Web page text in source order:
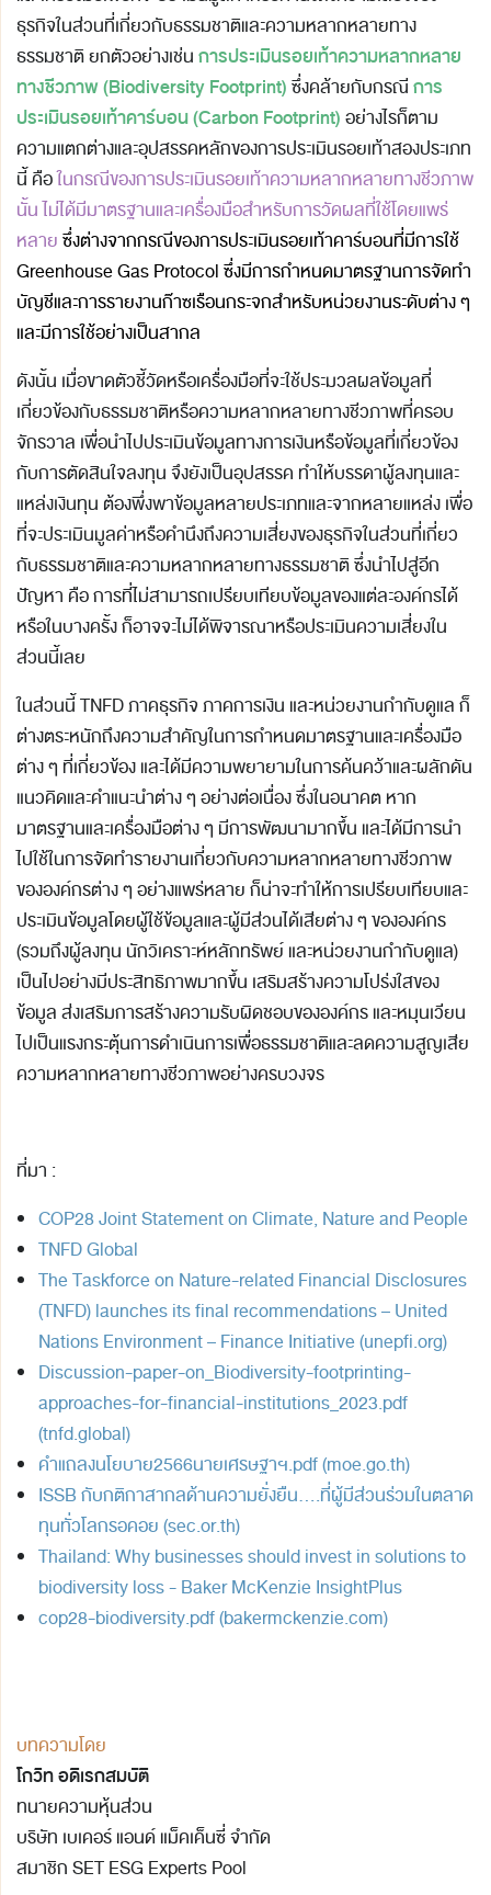
ธุรกิจในส่วนที่เกี่ยวกับธรรมชาติและความหลากหลายทาง
ธรรมชาติ ยกตัวอย่างเช่นการประเมินรอยเท้าความหลากหลาย
ทางชีวภาพ (Biodiversity Footprint)ซึ่งคล้ายกับกรณีการ
ประเมินรอยเท้าคาร์บอน (Carbon Footprint)อย่างไรก็ตาม
ความแตกต่างและอุปสรรคหลักของการประเมินรอยเท้าสองประเภท
นี้ คือในกรณีของการประเมินรอยเท้าความหลากหลายทางชีวภาพ
นั้น ไม่ได้มีมาตรฐานและเครื่องมือสำหรับการวัดผลที่ใช้โดยแพร่
หลายซึ่งต่างจากกรณีของการประเมินรอยเท้าคาร์บอนที่มีการใช้
Greenhouse Gas Protocol ซึ่งมีการกำหนดมาตรฐานการจัดทำ
บัญชีและการรายงานก๊าซเรือนกระจกสำหรับหน่วยงานระดับต่าง ๆ
และมีการใช้อย่างเป็นสากล
ดังนั้น เมื่อขาดตัวชี้วัดหรือเครื่องมือที่จะใช้ประมวลผลข้อมูลที่
เกี่ยวข้องกับธรรมชาติหรือความหลากหลายทางชีวภาพที่ครอบ
จักรวาล เพื่อนำไปประเมินข้อมูลทางการเงินหรือข้อมูลที่เกี่ยวข้อง
กับการตัดสินใจลงทุน จึงยังเป็นอุปสรรค ทำให้บรรดาผู้ลงทุนและ
แหล่งเงินทุน ต้องพึ่งพาข้อมูลหลายประเภทและจากหลายแหล่ง เพื่อ
ที่จะประเมินมูลค่าหรือคำนึงถึงความเสี่ยงของธุรกิจในส่วนที่เกี่ยว
กับธรรมชาติและความหลากหลายทางธรรมชาติ ซึ่งนำไปสู่อีก
ปัญหา คือ การที่ไม่สามารถเปรียบเทียบข้อมูลของแต่ละองค์กรได้
หรือในบางครั้ง ก็อาจจะไม่ได้พิจารณาหรือประเมินความเสี่ยงใน
ส่วนนี้เลย
ในส่วนนี้ TNFD ภาคธุรกิจ ภาคการเงิน และหน่วยงานกำกับดูแล ก็
ต่างตระหนักถึงความสำคัญในการกำหนดมาตรฐานและเครื่องมือ
ต่าง ๆ ที่เกี่ยวข้อง และได้มีความพยายามในการค้นคว้าและผลักดัน
แนวคิดและคำแนะนำต่าง ๆ อย่างต่อเนื่อง ซึ่งในอนาคต หาก
มาตรฐานและเครื่องมือต่าง ๆ มีการพัฒนามากขึ้น และได้มีการนำ
ไปใช้ในการจัดทำรายงานเกี่ยวกับความหลากหลายทางชีวภาพ
ขององค์กรต่าง ๆ อย่างแพร่หลาย ก็น่าจะทำให้การเปรียบเทียบและ
ประเมินข้อมูลโดยผู้ใช้ข้อมูลและผู้มีส่วนได้เสียต่าง ๆ ขององค์กร
(รวมถึงผู้ลงทุน นักวิเคราะห์หลักทรัพย์ และหน่วยงานกำกับดูแล)
เป็นไปอย่างมีประสิทธิภาพมากขึ้น เสริมสร้างความโปร่งใสของ
ข้อมูล ส่งเสริมการสร้างความรับผิดชอบขององค์กร และหมุนเวียน
ไปเป็นแรงกระตุ้นการดำเนินการเพื่อธรรมชาติและลดความสูญเสีย
ความหลากหลายทางชีวภาพอย่างครบวงจร
ที่มา :
COP28 Joint Statement on Climate, Nature and People
TNFD Global
The Taskforce on Nature-related Financial Disclosures
(TNFD) launches its final recommendations – United
Nations Environment – Finance Initiative (unepfi.org)
Discussion-paper-on_Biodiversity-footprinting-
approaches-for-financial-institutions_2023.pdf
(tnfd.global)
คำแถลงนโยบาย2566นายเศรษฐาฯ.pdf (moe.go.th)
ISSB กับกติกาสากลด้านความยั่งยืน....ที่ผู้มีส่วนร่วมในตลาด
ทุนทั่วโลกรอคอย (sec.or.th)
Thailand: Why businesses should invest in solutions to
biodiversity loss - Baker McKenzie InsightPlus
cop28-biodiversity.pdf (bakermckenzie.com)
บทความโดย
โกวิท อดิเรกสมบัติ
ทนายความหุ้นส่วน
บริษัท เบเคอร์ แอนด์ แม็คเค็นซี่ จำกัด
สมาชิก SET ESG Experts Pool